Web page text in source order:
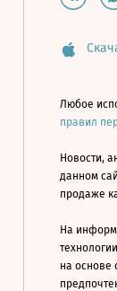
Любое
правил
Новости,
данном
продаже
На
на основе